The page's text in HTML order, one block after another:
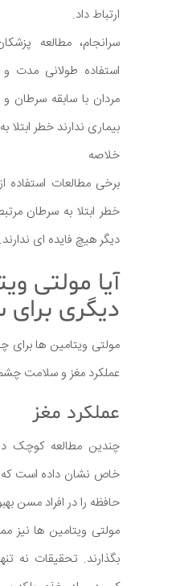
ارتباط داد.
استفاده طولانی مدت و
مردان با سابقه سرطان
بیماری ندارند خطر
خلاصه
برخی مطالعات استفاده
خطر ابتلا به سرطان
دیگر هیچ فایده ای ندارند.
آیا مولتی
دیگری برای
مولتی ویتامین ها برای
عملکرد مغز و سلامت چشم
عملکرد مغز
چندین مطالعه کوچک
خاص نشان داده است که
حافظه را در افراد مسن
مولتی ویتامین ها نیز
بگذارند. تحقیقات نه